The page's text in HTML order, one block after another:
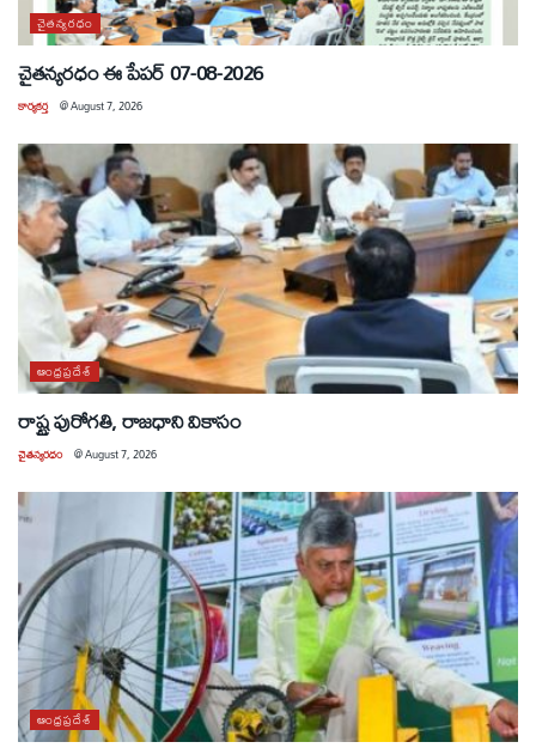
చైతన్యరధం
చైతన్యరధం ఈ పేపర్ 07-08-2026
కార్యకర్త @August 7, 2026
ఆంధ్రప్రదేశ్
రాష్ట్ర పురోగతి, రాజధాని వికాసం
చైతన్యరధం @August 7, 2026
ఆంధ్రప్రదేశ్